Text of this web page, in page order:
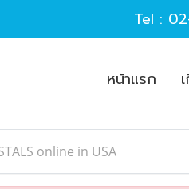
Tel :
หน้าแรก
online in USA